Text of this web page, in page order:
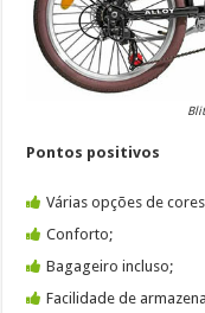
Pontos positivos
Várias opções de
Conforto;
Bagageiro incluso;
Facilidade de